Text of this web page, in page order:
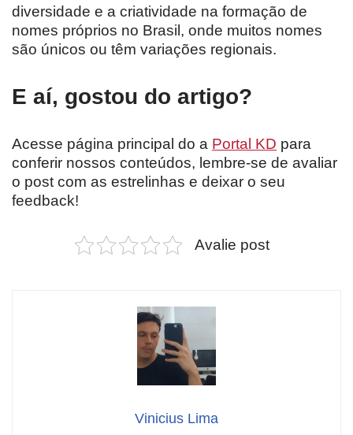
diversidade e a criatividade na formação de
nomes próprios no Brasil, onde muitos nomes
são únicos ou têm variações regionais.
E aí, gostou do artigo?
Acesse página principal do a Portal KD para
conferir nossos conteúdos, lembre-se de avaliar
o post com as estrelinhas e deixar o seu
feedback!
Avalie post
Vinicius Lima